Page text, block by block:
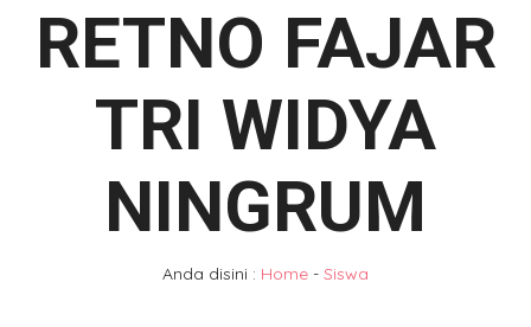
RETNO FAJAR
TRI WIDYA
NINGRUM
Anda disini : Home - Siswa